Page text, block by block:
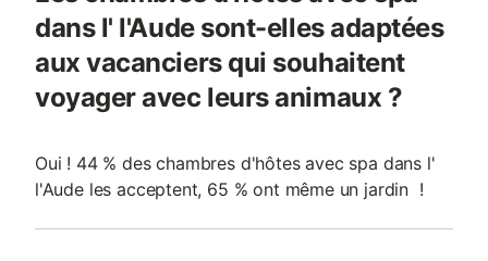
dans l' l'Aude sont-elles adaptées
aux vacanciers qui souhaitent
voyager avec leurs animaux ?
Oui ! 44 % des chambres d'hôtes avec spa dans l'
l'Aude les acceptent, 65 % ont même un jardin !